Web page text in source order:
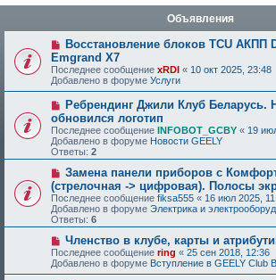
Объявления
Восстановление блоков TCU АКПП
Emgrand X7
Последнее сообщение xRDI « 10 окт 2025, 23:48
Добавлено в форуме Услуги
Ребрендинг Джили Клуб Беларусь.
обновился логотип
Последнее сообщение INFOBOT_GCBY « 19
Добавлено в форуме Новости GEELY
Ответы: 2
Замена панели приборов с
(стрелочная -> цифровая). Полосы
Последнее сообщение fiksa555 « 16 июл 2025,
Добавлено в форуме Электрика и
Ответы: 6
Членство в клубе, карты и
Последнее сообщение ring « 25 сен 2018, 12:36
Добавлено в форуме Вступление в GEELY Club